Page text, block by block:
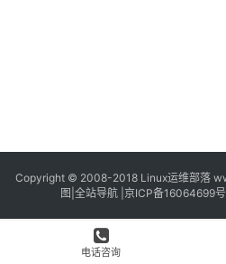
Copyright © 2008-2018 Linux运维部落
图 全站导航 京ICP备16064699
电话咨询